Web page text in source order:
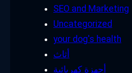
SEO and Marketing
Uncategorized
your dog's health
أثاث
أجهزة كهربائية